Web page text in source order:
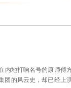
内地打响名号的康师傅
团的风云史，却已经上